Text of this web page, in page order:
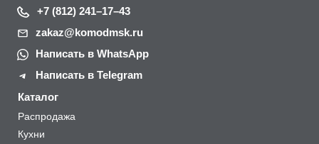
+7 (812) 241–17–43
zakaz@komodmsk.ru
Написать в WhatsApp
Написать в Telegram
Каталог
Распродажа
Кухни